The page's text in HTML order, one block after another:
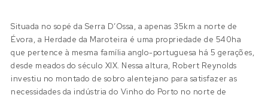
Situada no sopé da Serra D’Ossa, a apenas 35km a norte de
Évora, a Herdade da Maroteira é uma propriedade de 540ha
que pertence à mesma família anglo-portuguesa há 5 gerações,
desde meados do século XIX. Nessa altura, Robert Reynolds
investiu no montado de sobro alentejano para satisfazer as
necessidades da indústria do Vinho do Porto no norte de